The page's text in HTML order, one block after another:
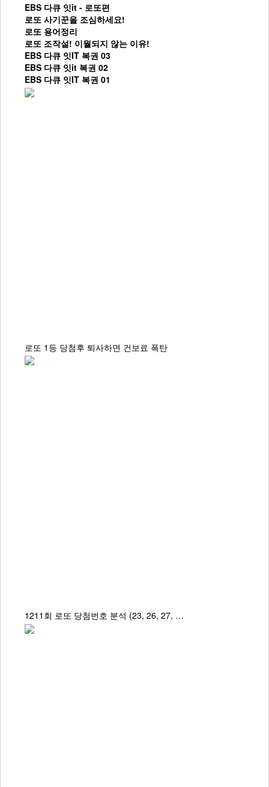
EBS 다큐 잇it - 로또편
로또 사기꾼을 조심하세요!
로또 용어정리
로또 조작설! 이월되지 않는 이유!
EBS 다큐 잇IT 복권 03
EBS 다큐 잇it 복권 02
EBS 다큐 잇IT 복권 01
로또 1등 당첨후 퇴사하면 건보료 폭탄
1211회 로또 당첨번호 분석 (23, 26, 27, …